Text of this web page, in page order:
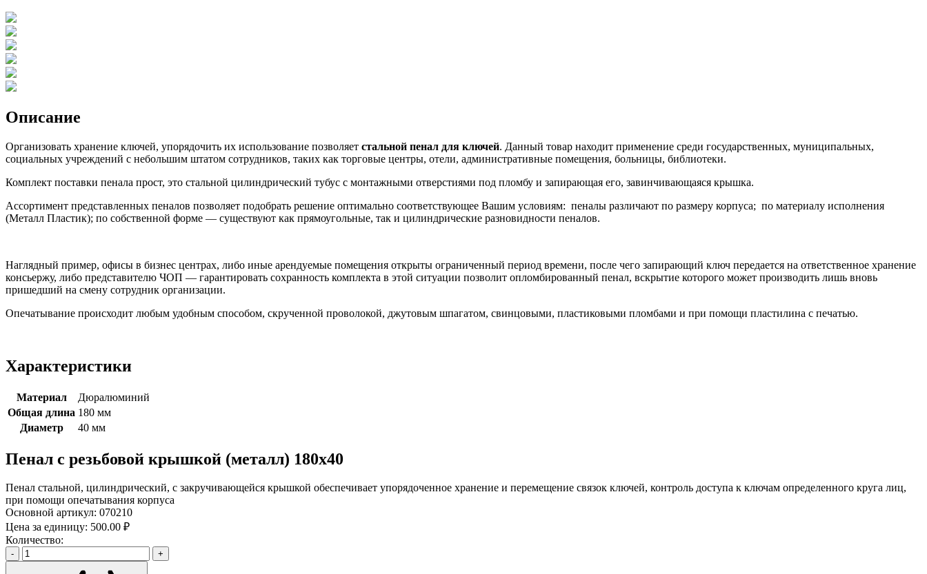
Описание
Организовать хранение ключей, упорядочить их использование позволяет стальной пенал для ключей. Данный товар находит применение среди государственных, муниципальных,
социальных учреждений с небольшим штатом сотрудников, таких как торговые центры, отели, административные помещения, больницы, библиотеки.
Комплект поставки пенала прост, это стальной цилиндрический тубус с монтажными отверстиями под пломбу и запирающая его, завинчивающаяся крышка.
Ассортимент представленных пеналов позволяет подобрать решение оптимально соответствующее Вашим условиям: пеналы различают по размеру корпуса; по материалу исполнения
(Металл Пластик); по собственной форме — существуют как прямоугольные, так и цилиндрические разновидности пеналов.
Наглядный пример, офисы в бизнес центрах, либо иные арендуемые помещения открыты ограниченный период времени, после чего запирающий ключ передается на ответственное хранение
консьержу, либо представителю ЧОП — гарантировать сохранность комплекта в этой ситуации позволит опломбированный пенал, вскрытие которого может производить лишь вновь
пришедший на смену сотрудник организации.
Опечатывание происходит любым удобным способом, скрученной проволокой, джутовым шпагатом, свинцовыми, пластиковыми пломбами и при помощи пластилина с печатью.
Характеристики
Материал
Дюралюминий
Общая длина 180 мм
Диаметр
40 мм
Пенал с резьбовой крышкой (металл) 180х40
Пенал стальной, цилиндрический, с закручивающейся крышкой обеспечивает упорядоченное хранение и перемещение связок ключей, контроль доступа к ключам определенного круга лиц,
при помощи опечатывания корпуса
Основной артикул: 070210
Цена за единицу: 500.00 ₽
Количество:
- +